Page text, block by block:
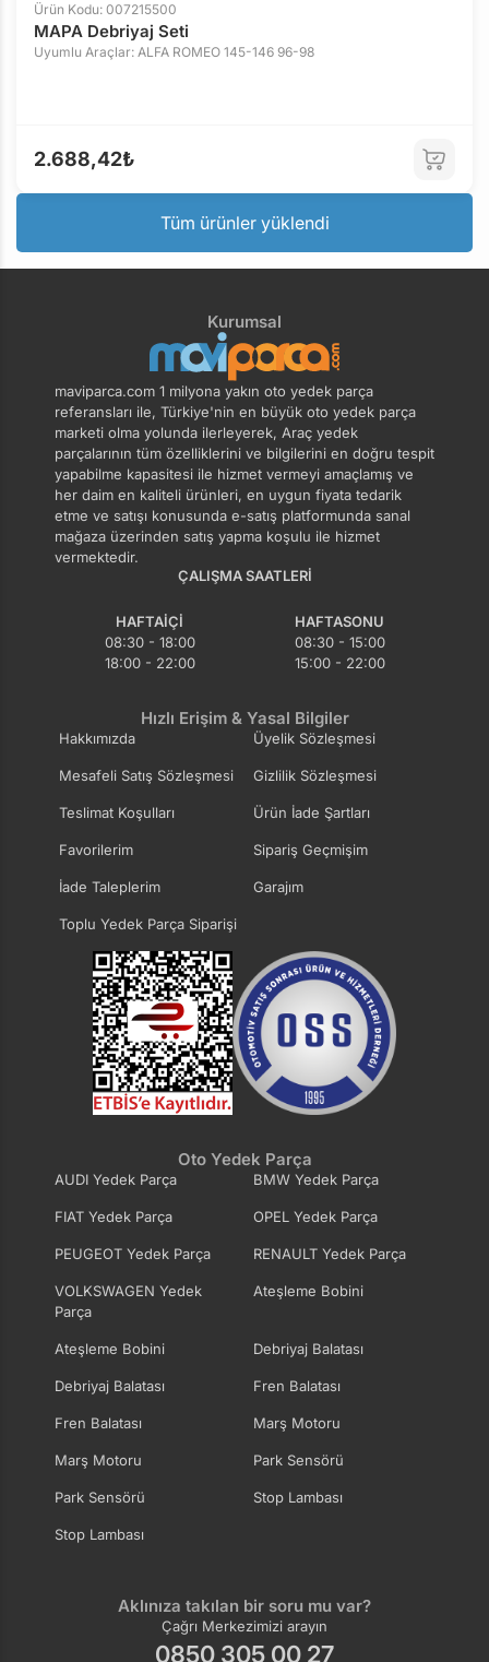
Ürün Kodu: 007215500
MAPA Debriyaj Seti
Uyumlu Araçlar: ALFA ROMEO 145-146 96-98
2.688,42₺
Tüm ürünler yüklendi
Kurumsal
maviparca.com 1 milyona yakın oto yedek parça
referansları ile, Türkiye'nin en büyük oto yedek parça
marketi olma yolunda ilerleyerek, Araç yedek
parçalarının tüm özelliklerini ve bilgilerini en doğru tespit
yapabilme kapasitesi ile hizmet vermeyi amaçlamış ve
her daim en kaliteli ürünleri, en uygun fiyata tedarik
etme ve satışı konusunda e-satış platformunda sanal
mağaza üzerinden satış yapma koşulu ile hizmet
vermektedir.
ÇALIŞMA SAATLERI
HAFTAIÇI
08:30 - 18:00
18:00 - 22:00
HAFTASONU
08:30 - 15:00
15:00 - 22:00
Hızlı Erişim & Yasal Bilgiler
Hakkımızda Üyelik Sözleşmesi
Mesafeli Satış Sözleşmesi Gizlilik Sözleşmesi
Teslimat Koşulları Ürün İade Şartları
Favorilerim Sipariş Geçmişim
İade Taleplerim Garajım
Toplu Yedek Parça Siparişi
Oto Yedek Parça
AUDI Yedek Parça BMW Yedek Parça
FIAT Yedek Parça OPEL Yedek Parça
PEUGEOT Yedek Parça RENAULT Yedek Parça
VOLKSWAGEN Yedek
Parça
Ateşleme Bobini
Ateşleme Bobini Debriyaj Balatası
Debriyaj Balatası Fren Balatası
Fren Balatası Marş Motoru
Marş Motoru Park Sensörü
Park Sensörü Stop Lambası
Stop Lambası
Aklınıza takılan bir soru mu var?
Çağrı Merkezimizi arayın
0850 305 00 27